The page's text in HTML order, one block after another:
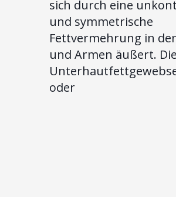
sich durch eine
und symmetrische
Fettvermehrung in
und Armen äußert.
oder